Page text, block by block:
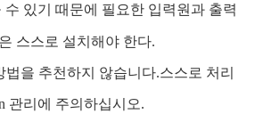
수 있기 때문에 필요한 입력원과 출력
스스로 설치해야 한다.
법을 추천하지 않습니다.스스로 처리
관리에 주의하십시오.